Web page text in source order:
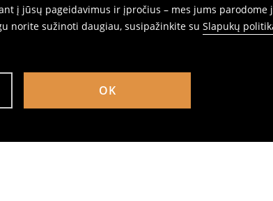
į jūsų pageidavimus ir įpročius – mes jums
norite sužinoti daugiau, susipažinkite su Slapukų
OK